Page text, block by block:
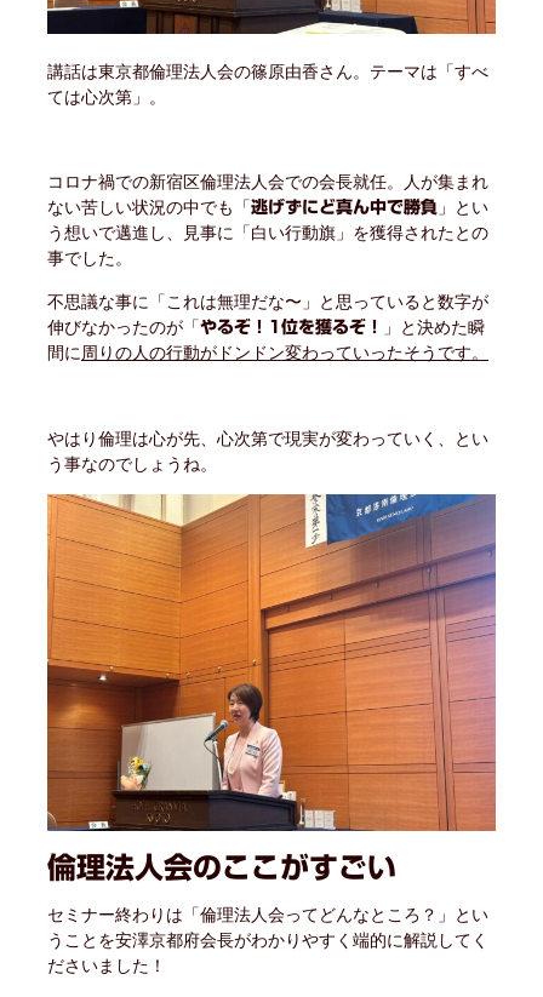
講話は東京都倫理法人会の篠原由香さん。テーマは「すべ
ては心次第」。
コロナ禍での新宿区倫理法人会での会長就任。人が集まれ
ない苦しい状況の中でも「逃げずにど真ん中で勝負」とい
う想いで邁進し、見事に「白い行動旗」を獲得されたとの
事でした。
不思議な事に「これは無理だな〜」と思っていると数字が
伸びなかったのが「やるぞ！1位を獲るぞ！
」と決めた瞬
間に周りの人の行動がドンドン変わっていったそうです。
やはり倫理は心が先、心次第で現実が変わっていく、とい
う事なのでしょうね。
倫理法人会のここがすごい
セミナー終わりは「倫理法人会ってどんなところ？」とい
うことを安澤京都府会長がわかりやすく端的に解説してく
ださいました！